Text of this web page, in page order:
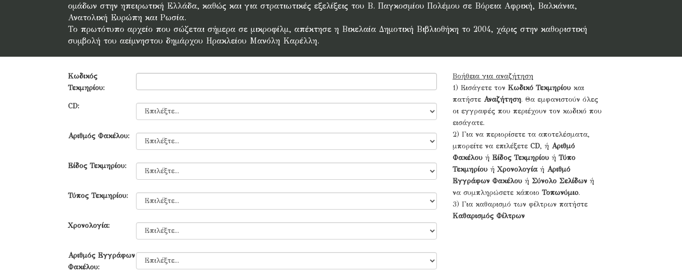
ομάδων στην ηπειρωτική Ελλάδα, καθώς και για στρατιωτικές εξελίξεις του Β. Παγκοσμίου Πολέμου σε Βόρεια Αφρική, Βαλκάνια,
Ανατολική Ευρώπη και Ρωσία.
Το πρωτότυπο αρχείο που σώζεται σήμερα σε μικροφίλμ, απέκτησε η Βικελαία Δημοτική Βιβλιοθήκη το 2004, χάρις στην καθοριστική
συμβολή του αείμνηστου δημάρχου Ηρακλείου Μανόλη Καρέλλη.
Κωδικός
Τεκμηρίου:
CD:
Αριθμός Φακέλου:
Είδος Τεκμηρίου:
Τύπος Τεκμηρίου:
Χρονολογία:
Αριθμός Εγγράφων
Φακέλου:
Βοήθεια για αναζήτηση
1) Εισάγετε τον Κωδικό Τεκμηρίουκαι
πατήστε Αναζήτηση. Θα εμφανιστούν όλες
οι εγγραφές που περιέχουν τον κωδικό που
εισάγατε.
2) Για να περιορίσετε τα αποτελέσματα,
μπορείτε να επιλέξετε CD, ή Αριθμό
Φακέλουή Είδος Τεκμηρίουή Τύπο
ΤεκμηρίουήΧρονολογίαή Αριθμό
Εγγράφων Φακέλουή Σύνολο Σελίδωνή
να συμπληρώσετε κάποιο Τοπωνύμιo.
3) Για καθαρισμό των φίλτρων πατήστε
Καθαρισμός Φίλτρων